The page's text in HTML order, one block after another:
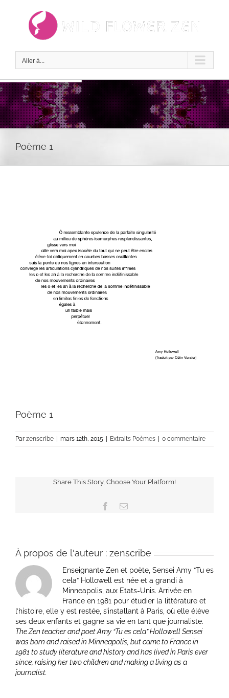
Aller à...
Poème 1
Poème 1
Par zenscribe mars 12th, 2015 Extraits Poèmes 0 commentaire
Share This Story, Choose Your Platform!
Facebook
Email
À propos de l'auteur : zenscribe
Enseignante Zen et poète, Sensei Amy “Tu es
cela” Hollowell est née et a grandi à
Minneapolis, aux Etats-Unis. Arrivée en
France en 1981 pour étudier la littérature et
l’histoire, elle y est restée, s’installant à Paris, où elle élève
ses deux enfants et gagne sa vie en tant que journaliste.
The Zen teacher and poet Amy “Tu es cela” Hollowell Sensei
was born and raised in Minneapolis, but came to France in
1981 to study literature and history and has lived in Paris ever
since, raising her two children and making a living as a
journalist.